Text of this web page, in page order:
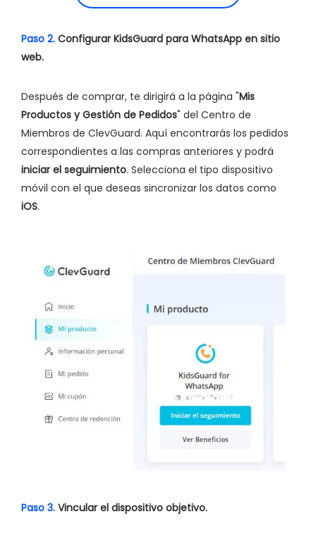
Paso 2. Configurar KidsGuard para WhatsApp en sitio
web.
Después de comprar, te dirigirá a la página "Mis
Productos y Gestión de Pedidos" del Centro de
Miembros de ClevGuard. Aquí encontrarás los pedidos
correspondientes a las compras anteriores y podrá
iniciar el seguimiento. Selecciona el tipo dispositivo
móvil con el que deseas sincronizar los datos como
iOS.
Paso 3. Vincular el dispositivo objetivo.